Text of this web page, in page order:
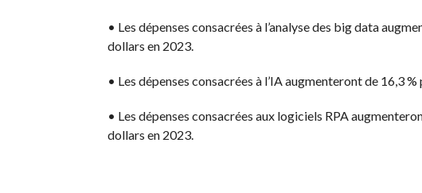
• Les dépenses consacrées à l’analyse des bigdata
dollars en 2023.
• Les dépenses consacrées à l’IA augmenteront de 16,3
• Les dépenses consacrées aux logiciels RPA
dollars en 2023.